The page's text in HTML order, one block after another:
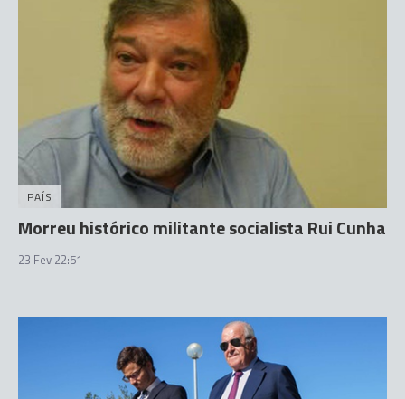
PAÍS
Morreu histórico militante socialista Rui Cunha
23 Fev 22:51